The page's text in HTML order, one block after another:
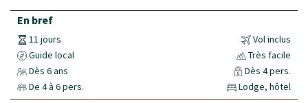
En bref
11 jours
Vol inclus
Guide local
Très facile
Dès 6 ans
Dès 4 pers.
De 4 à 6 pers.
Lodge, hôtel